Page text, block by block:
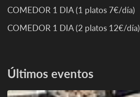
COMEDOR 1 DIA (1 platos 7€/día)
COMEDOR 1 DIA (2 platos 12€/día)
Últimos eventos